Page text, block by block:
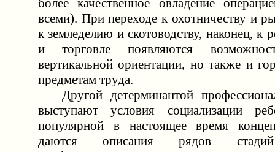
более качественное овладение
всеми). При переходе к охотничеству и
к земледелию и скотоводству, наконец, к
и торговле появляются
вертикальной ориентации, но также и
предметам труда.
Другой детерминантой
выступают условия социализации
популярной в настоящее время
даются описания рядов